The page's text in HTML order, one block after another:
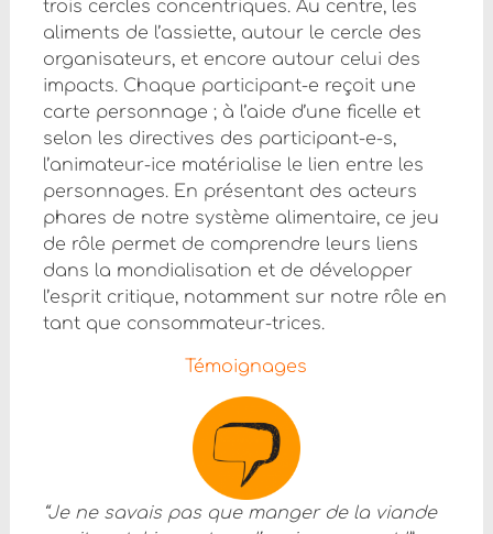
trois cercles concentriques. Au centre, les
aliments de l’assiette, autour le cercle des
organisateurs, et encore autour celui des
impacts. Chaque participant-e reçoit une
carte personnage ; à l’aide d’une ficelle et
selon les directives des participant-e-s,
l’animateur-ice matérialise le lien entre les
personnages. En présentant des acteurs
phares de notre système alimentaire, ce jeu
de rôle permet de comprendre leurs liens
dans la mondialisation et de développer
l’esprit critique, notamment sur notre rôle en
tant que consommateur-trices.
Témoignages
“Je ne savais pas que manger de la viande